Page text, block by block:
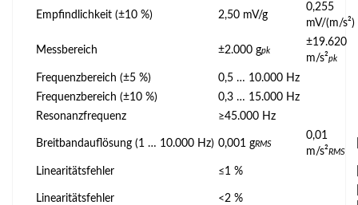
Empfindlichkeit (±10 %) 2,50 mV/g
0,255
mV/(m/s²)
Messbereich ±2.000 gpk
±19.620
m/s²pk
Frequenzbereich (±5 %)
0,5 … 10.000 Hz
Frequenzbereich (±10 %)
0,3 … 15.000 Hz
Resonanzfrequenz
≥45.000 Hz
Breitbandauflösung (1 … 10.000 Hz) 0,001 gRMS
0,01
m/s²RMS
Linearitätsfehler ≤1 %
Linearitätsfehler <2 %